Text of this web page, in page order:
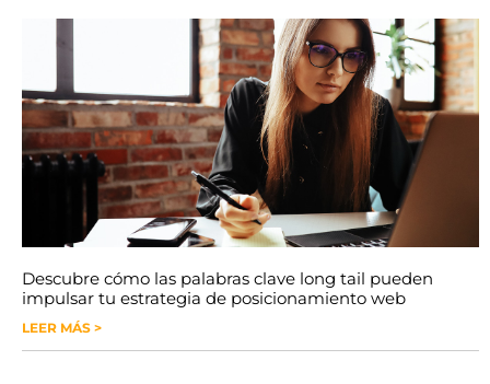
Descubre cómo las palabras clave long tail pueden
impulsar tu estrategia de posicionamiento web
LEER MÁS >